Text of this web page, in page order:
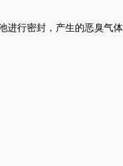
进行密封，产生的恶臭气体